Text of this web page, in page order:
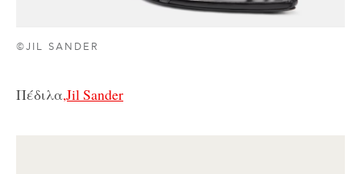
©JIL SANDER
Πέδιλα,Jil Sander